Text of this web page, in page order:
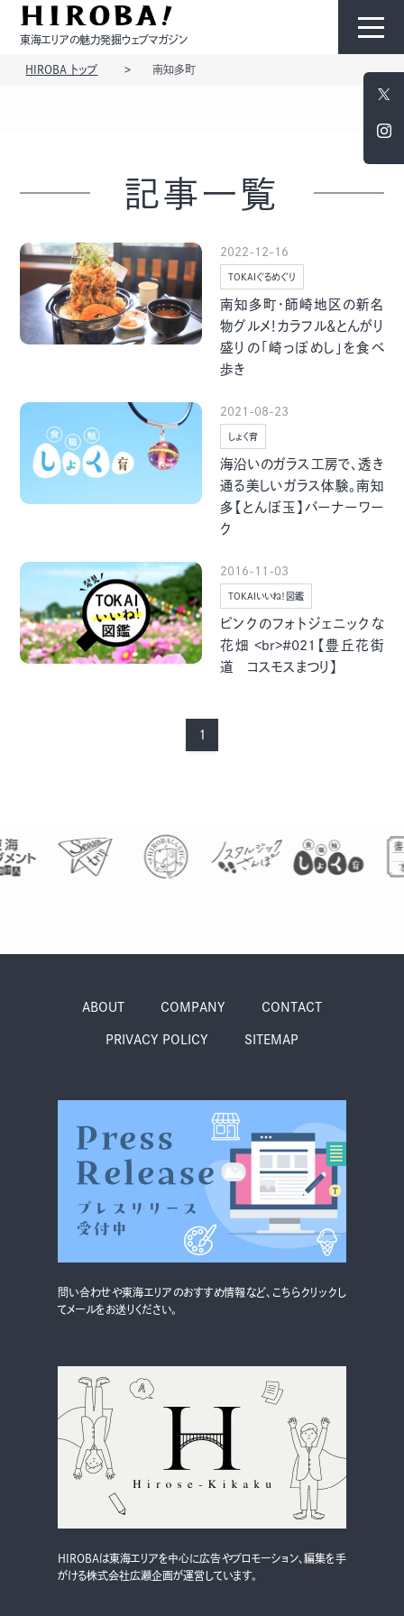
東海エリアの魅力発掘ウェブマガジン
モノ ひと
季節・まち まち・スポット
検索する
HIROBA トップ 南知多町
記事一覧
2022-12-16
TOKAIぐるめぐり
南知多町・師崎地区の新名
物グルメ！カラフル＆とんがり
盛りの「崎っぽめし」を食べ
歩き
2021-08-23
しょく育
海沿いのガラス工房で、透き
通る美しいガラス体験。南知
多【とんぼ玉】バーナーワー
ク
2016-11-03
TOKAIいいね！図鑑
ピンクのフォトジェニックな
花畑 <br>#021【豊丘花街
道 コスモスまつり】
1
ABOUT COMPANY CONTACT
PRIVACY POLICY SITEMAP
問い合わせや東海エリアのおすすめ情報など、こちらクリックし
てメールをお送りください。
HIROBAは東海エリアを中心に広告やプロモーション、編集を手
がける株式会社広瀬企画が運営しています。